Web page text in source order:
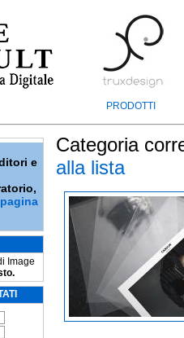
PRODOTTI
e
Image
Categoria
alla lista